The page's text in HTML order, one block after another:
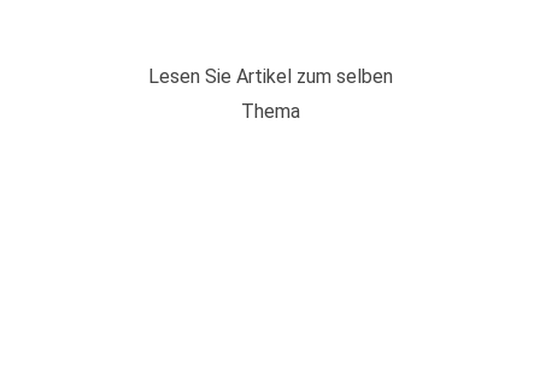
Lesen Sie Artikel zum selben
Thema